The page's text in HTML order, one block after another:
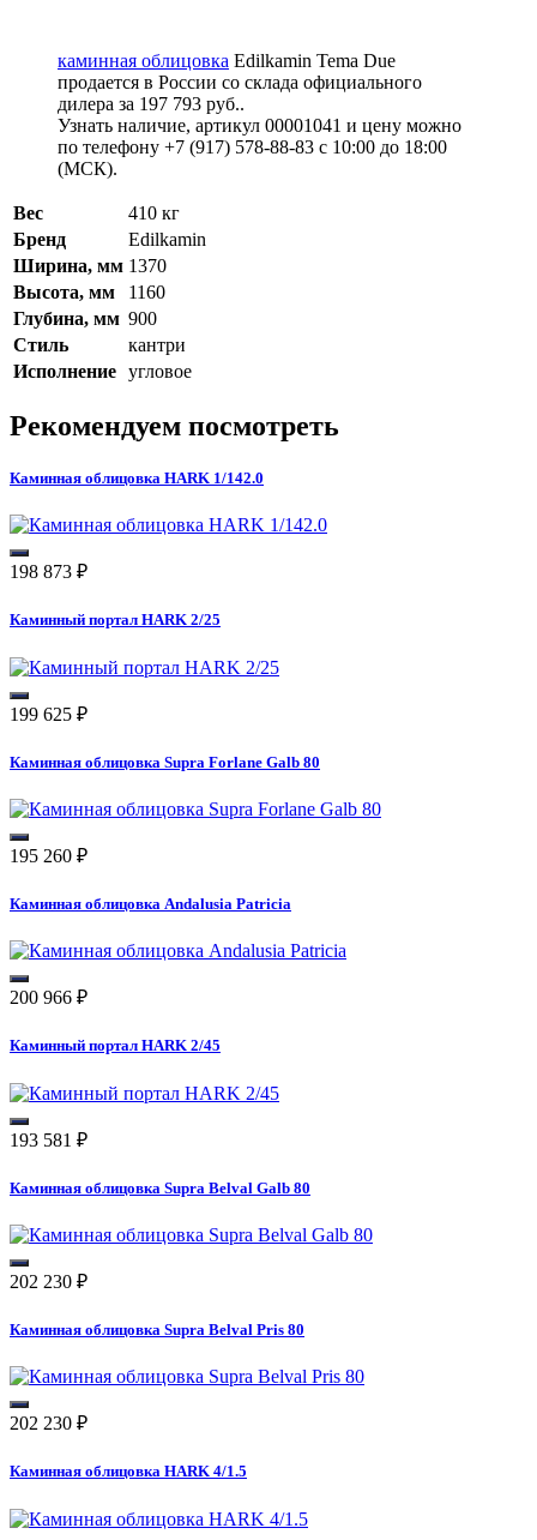
каминная облицовка Edilkamin Tema Due
продается в России со склада официального
дилера за 197 793 руб..
Узнать наличие, артикул 00001041 и цену можно
по телефону +7 (917) 578-88-83 с 10:00 до 18:00
(МСК).
Вес
410 кг
Бренд
Edilkamin
Ширина, мм 1370
Высота, мм
1160
Глубина, мм 900
Стиль
кантри
Исполнение угловое
Рекомендуем посмотреть
Каминная облицовка HARK 1/142.0
198 873 ₽
Каминный портал HARK 2/25
199 625 ₽
Каминная облицовка Supra Forlane Galb 80
195 260 ₽
Каминная облицовка Andalusia Patricia
200 966 ₽
Каминный портал HARK 2/45
193 581 ₽
Каминная облицовка Supra Belval Galb 80
202 230 ₽
Каминная облицовка Supra Belval Pris 80
202 230 ₽
Каминная облицовка HARK 4/1.5